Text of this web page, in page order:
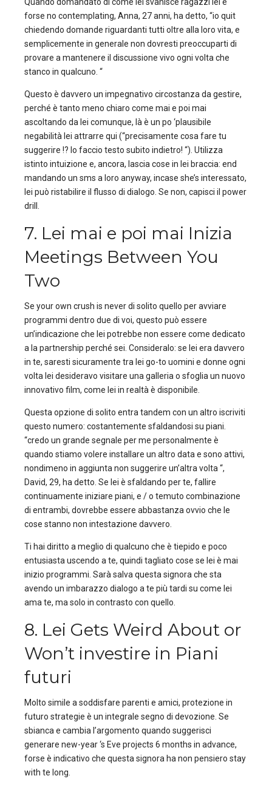
forse no contemplating, Anna, 27 anni, ha detto, “io quit
chiedendo domande riguardanti tutti oltre alla loro vita, e
semplicemente in generale non dovresti preoccuparti di
provare a mantenere il discussione vivo ogni volta che
stanco in qualcuno. “
Questo è davvero un impegnativo circostanza da gestire,
perché è tanto meno chiaro come mai e poi mai
ascoltando da lei comunque, là è un po ‘plausibile
negabilità lei attrarre qui (“precisamente cosa fare tu
suggerire !? lo faccio testo subito indietro! “). Utilizza
istinto intuizione e, ancora, lascia cose in lei braccia: end
mandando un sms a loro anyway, incase she’s interessato,
lei può ristabilire il flusso di dialogo. Se non, capisci il power
drill.
7. Lei mai e poi mai Inizia
Meetings Between You
Two
Se your own crush is never di solito quello per avviare
programmi dentro due di voi, questo può essere
un’indicazione che lei potrebbe non essere come dedicato
a la partnership perché sei. Consideralo: se lei era davvero
in te, saresti sicuramente tra lei go-to uomini e donne ogni
volta lei desideravo visitare una galleria o sfoglia un nuovo
innovativo film, come lei in realtà è disponibile.
Questa opzione di solito entra tandem con un altro iscriviti
questo numero: costantemente sfaldandosi su piani.
“credo un grande segnale per me personalmente è
quando stiamo volere installare un altro data e sono attivi,
nondimeno in aggiunta non suggerire un’altra volta “,
David, 29, ha detto. Se lei è sfaldando per te, fallire
continuamente iniziare piani, e / o temuto combinazione
di entrambi, dovrebbe essere abbastanza ovvio che le
cose stanno non intestazione davvero.
Ti hai diritto a meglio di qualcuno che è tiepido e poco
entusiasta uscendo a te, quindi tagliato cose se lei è mai
inizio programmi. Sarà salva questa signora che sta
avendo un imbarazzo dialogo a te più tardi su come lei
ama te, ma solo in contrasto con quello.
8. Lei Gets Weird About or
Won’t investire in Piani
futuri
Molto simile a soddisfare parenti e amici, protezione in
futuro strategie è un integrale segno di devozione. Se
sbianca e cambia l’argomento quando suggerisci
generare new-year ‘s Eve projects 6 months ​​in advance,
forse è indicativo che questa signora ha non pensiero stay
with te long.